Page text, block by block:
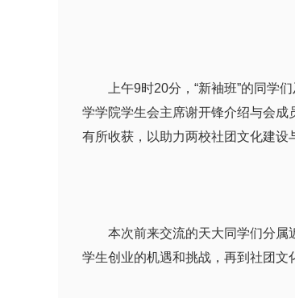
上午9时20分，“新袖班”的同学们
学学院学生会主席谢开锋介绍与会
有所收获，以助力两校社团文化建设
本次前来交流的天大同学们分属近
学生创业的机遇和挑战，再到社团文